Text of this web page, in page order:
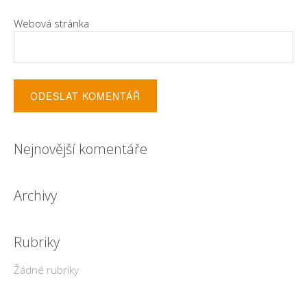
Webová stránka
Nejnovější komentáře
Archivy
Rubriky
Žádné rubriky